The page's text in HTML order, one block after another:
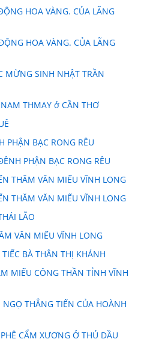
HOA VÀNG. CỦA LÃNG
HOA VÀNG. CỦA LÃNG
MỪNG SINH NHẬT TRẦN
THMAY ở CẦN THƠ
PHẬN BẠC RONG RÊU
PHẬN BẠC RONG RÊU
THĂM VĂN MIẾU VĨNH LONG
THĂM VĂN MIẾU VĨNH LONG
LÃO
VĂN MIẾU VĨNH LONG
BÀ THÂN THỊ KHÁNH
MIẾU CÔNG THẦN TỈNH VĨNH
NGỌ THẲNG TIẾN CỦA HOÀNH
CẨM XƯƠNG Ở THỦ DẦU